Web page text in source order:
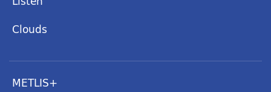
Clouds
METLIS+